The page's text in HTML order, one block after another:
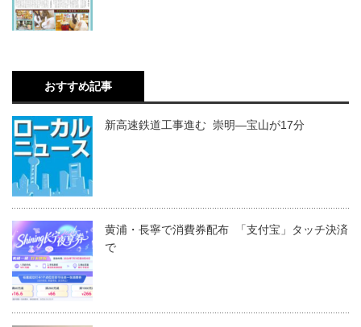
おすすめ記事
新高速鉄道工事進む 崇明―宝山が17分
黄浦・長寧で消費券配布 「支付宝」タッチ決済
で